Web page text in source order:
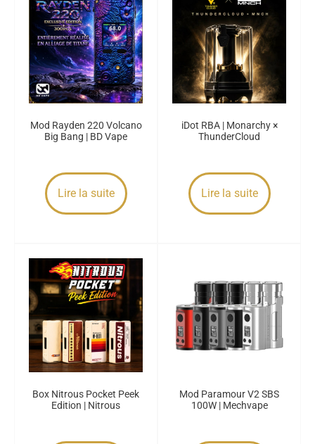
Mod Rayden 220 Volcano
Big Bang | BD Vape
Lire la suite
iDot RBA | Monarchy ×
ThunderCloud
Lire la suite
Box Nitrous Pocket Peek
Edition | Nitrous
Mod Paramour V2 SBS
100W | Mechvape